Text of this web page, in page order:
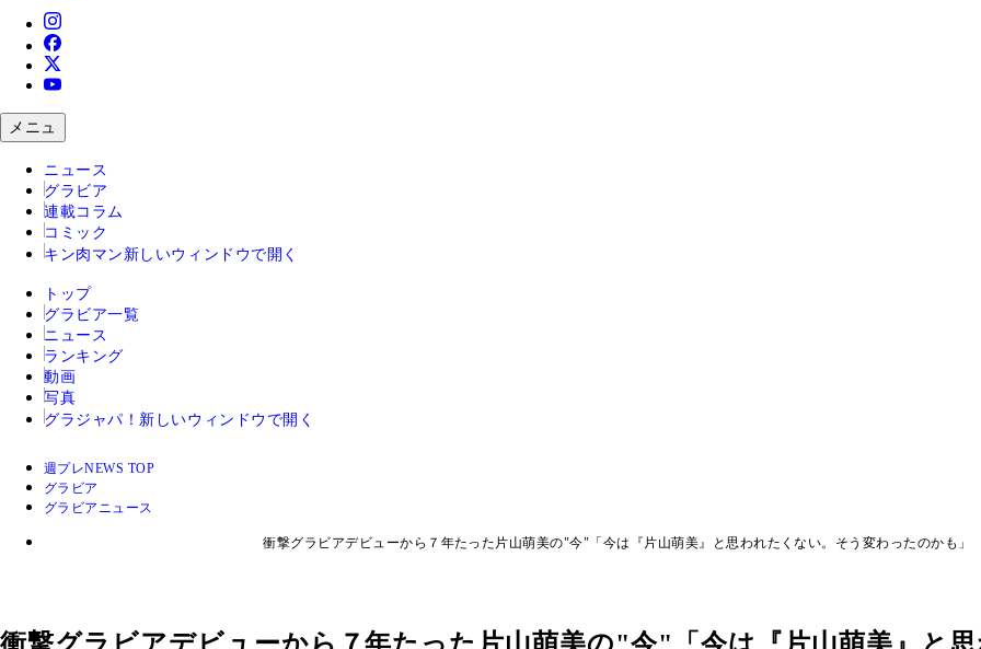
メニュ
ニュース
グラビア
連載コラム
コミック
キン肉マン 新しいウィンドウで開く
トップ
グラビア一覧
ニュース
ランキング
動画
写真
グラジャパ！ 新しいウィンドウで開く
週プレNEWS TOP
グラビア
グラビアニュース
衝撃グラビアデビューから７年たった片山萌美の"今"「今は『片山萌美』と思われたくない。そう変わったのかも」
衝撃グラビアデビューから７年たった片山萌美の"今"「今は『片山萌美』と